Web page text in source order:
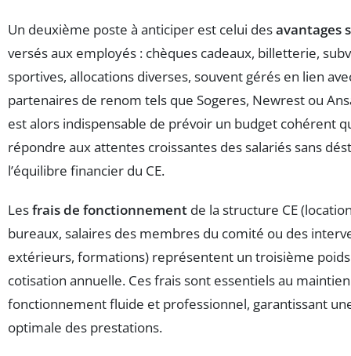
Un deuxième poste à anticiper est celui desavantages
versés aux employés : chèques cadeaux, billetterie,
sportives, allocations diverses, souvent gérés en lien
partenaires de renom tels que Sogeres, Newrest ou
est alors indispensable de prévoir un budget cohérent
répondre aux attentes croissantes des salariés sans
l’équilibre financier du CE.
Lesfrais de fonctionnement de la structure CE
bureaux, salaires des membres du comité ou des
extérieurs, formations) représentent un troisième poids
cotisation annuelle. Ces frais sont essentiels au maintien
fonctionnement fluide et professionnel, garantissant
optimale des prestations.